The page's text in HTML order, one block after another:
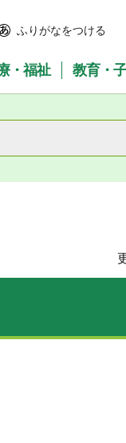
ふりがなをつける
・福祉 教育・